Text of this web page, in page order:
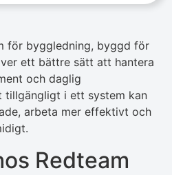
för byggledning, byggd för
ett bättre sätt att hantera
och daglig
tillgängligt i ett system kan
arbeta mer effektivt och
Redteam